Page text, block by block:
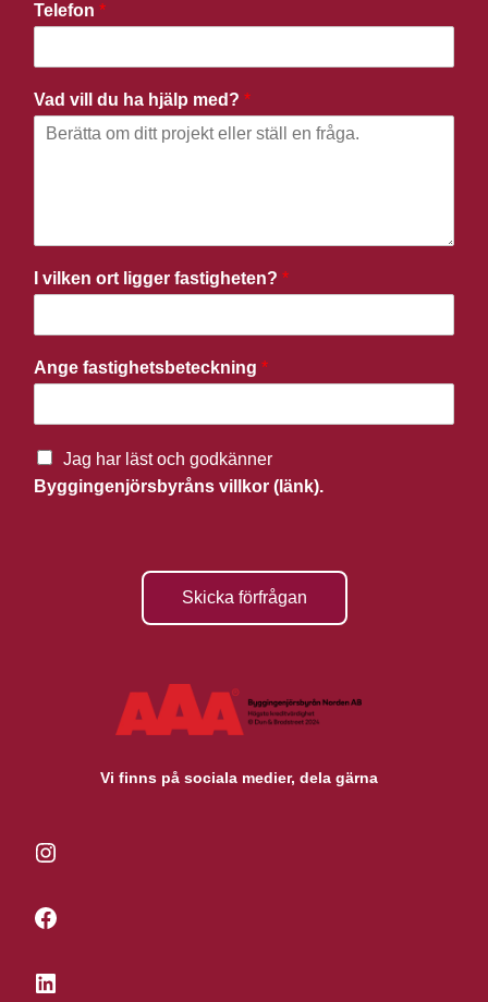
Telefon *
Vad vill du ha hjälp med? *
I vilken ort ligger fastigheten? *
Ange fastighetsbeteckning *
Jag har läst och godkänner
Byggingenjörsbyråns villkor (länk).
Skicka förfrågan
Vi finns på sociala medier, dela gärna
Instagram
Facebook
LinkedIn